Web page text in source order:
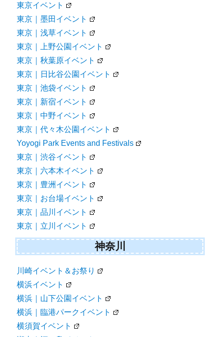
東京イベント
東京｜墨田イベント
東京｜浅草イベント
東京｜上野公園イベント
東京｜秋葉原イベント
東京｜日比谷公園イベント
東京｜池袋イベント
東京｜新宿イベント
東京｜中野イベント
東京｜代々木公園イベント
Yoyogi Park Events and Festivals
東京｜渋谷イベント
東京｜六本木イベント
東京｜豊洲イベント
東京｜お台場イベント
東京｜品川イベント
東京｜立川イベント
神奈川
川崎イベント＆お祭り
横浜イベント
横浜｜山下公園イベント
横浜｜臨港パークイベント
横須賀イベント